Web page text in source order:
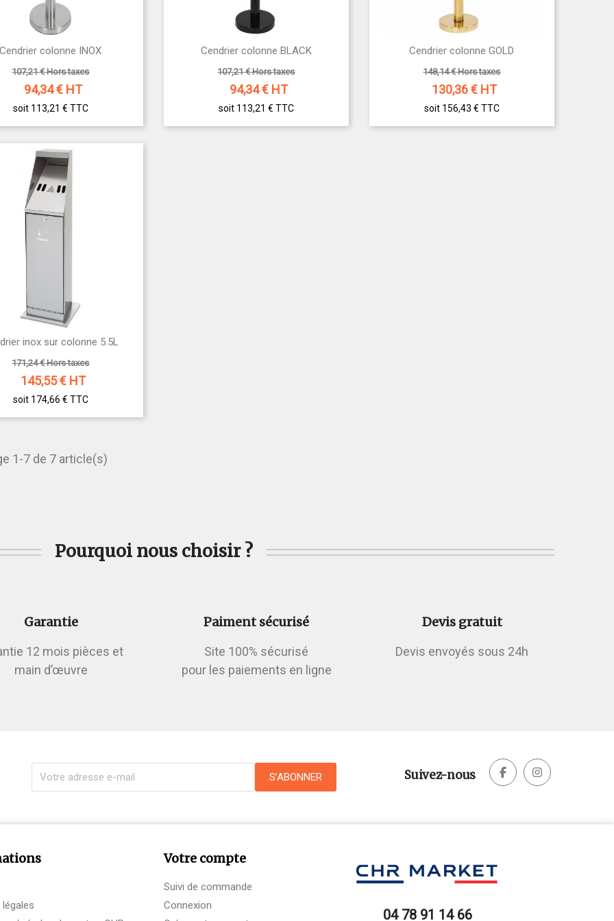
Aperçu rapide
Cendrier colonne INOX
107,21 € Hors taxes
94,34€ HT
soit 113,21 € TTC
Aperçu rapide
Cendrier colonne BLACK
107,21 € Hors taxes
94,34€ HT
soit 113,21 € TTC
Aperçu rapide
Cendrier colonne GOLD
148,14 € Hors taxes
130,36€ HT
soit 156,43 € TTC
Aperçu rapide
inox sur colonne 5.5L
171,24 € Hors taxes
145,55€ HT
soit 174,66 € TTC
1-7 de 7 article(s)
Pourquoi nous choisir ?
Garantie
12 mois pièces et
main d’œuvre
Paiment sécurisé
Site 100% sécurisé
pour les paiements en ligne
Devis gratuit
Devis envoyés sous 24h
Suivez-nous  
Votre compte
Suivi de commande
Connexion
04 78 91 14 66